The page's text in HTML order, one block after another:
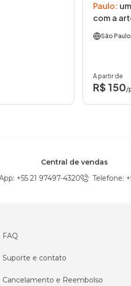
Paulo:
com a
São Paulo
A partir de
R$ 150/
Central de vendas
+55 21 97497-4320 Telefone: +
FAQ
Suporte e contato
Cancelamento e Reembolso